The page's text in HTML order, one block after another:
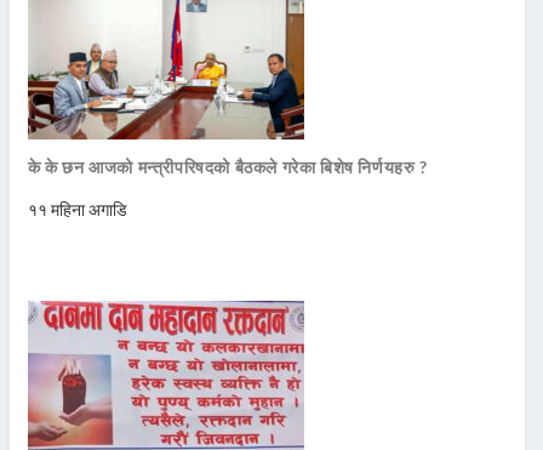
के के छन आजको मन्त्रीपरिषदको बैठकले गरेका बिशेष निर्णयहरु ?
११ महिना अगाडि